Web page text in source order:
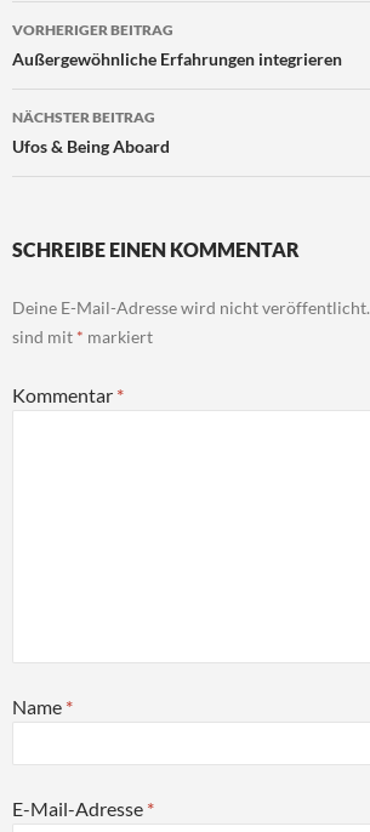
Beitragsnavigation
VORHERIGER BEITRAG
Außergewöhnliche Erfahrungen integrieren
NÄCHSTER BEITRAG
Ufos & Being Aboard
SCHREIBE EINEN KOMMENTAR
Deine E-Mail-Adresse wird nicht veröffentlicht.
sind mit * markiert
Kommentar *
Name *
E-Mail-Adresse *